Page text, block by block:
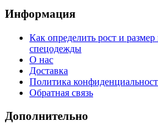
Информация
Как определить рост и размер
спецодежды
О нас
Доставка
Политика
Обратная связь
Дополнительно